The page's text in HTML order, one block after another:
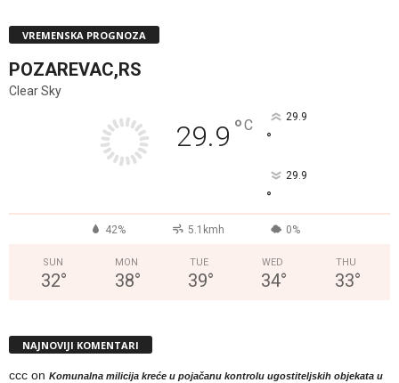
VREMENSKA PROGNOZA
POZAREVAC,RS
Clear Sky
29.9 °C 29.9
°
29.9
°
42% 5.1kmh 0%
SUN
32°
MON
38°
TUE
39°
WED
34°
THU
33°
NAJNOVIJI KOMENTARI
ccc on Komunalna milicija kreće u pojačanu kontrolu ugostiteljskih objekata u